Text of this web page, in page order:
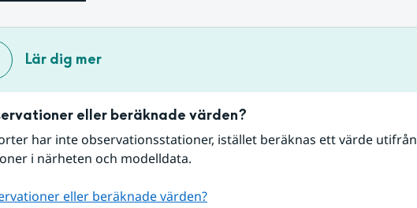
Lär dig mer
eller beräknade värden?
har inte observationsstationer, istället beräknas ett värde utifrån
i närheten och modelldata.
eller beräknade värden?